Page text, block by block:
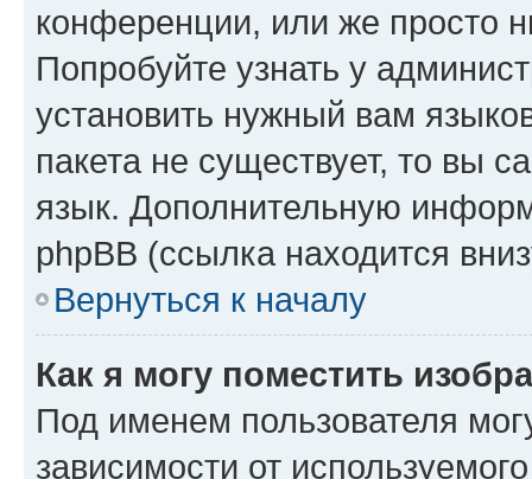
конференции, или же просто
Попробуйте узнать у
установить нужный вам
пакета не существует, то вы
язык. Дополнительную
phpBB (ссылка находится
Вернуться к началу
Как я могу поместить
Под именем пользователя
зависимости от